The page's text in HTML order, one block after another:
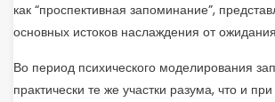
как “проспективная запоминание”,
основных истоков наслаждения от
Во период психического моделирования
практически те же участки разума, что и